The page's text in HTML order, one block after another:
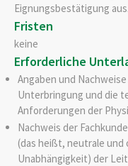
Eignungsbestätigung aus.
Fristen
keine
Erforderliche
Angaben und
Unterbringung und die
Anforderungen der
Nachweis der
(das heißt, neutrale
Unabhängigkeit) der